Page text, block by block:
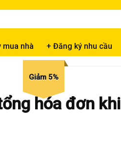
mua nhà + Đăng ký nhu cầu
Giảm 5%
hóa đơn khi